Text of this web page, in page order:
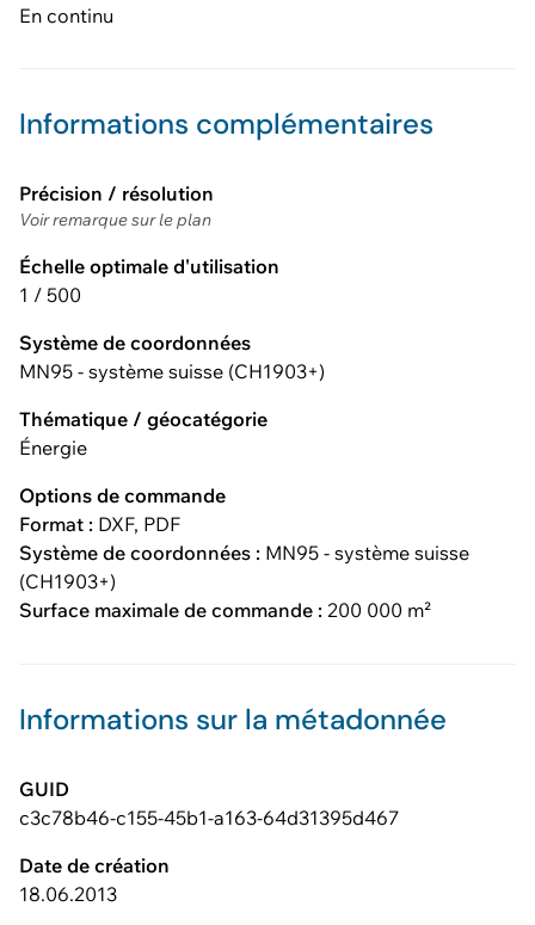
En continu
Informations complémentaires
Précision / résolution
Voir remarque sur le plan
Échelle optimale d'utilisation
1 / 500
Système de coordonnées
MN95 - système suisse (CH1903+)
Thématique / géocatégorie
Énergie
Options de commande
Format : DXF, PDF
Système de coordonnées : MN95 - système suisse
(CH1903+)
Surface maximale de commande : 200 000 m²
Informations sur la métadonnée
GUID
c3c78b46-c155-45b1-a163-64d31395d467
Date de création
18.06.2013